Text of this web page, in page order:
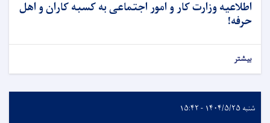
اطلاعیه وزارت کار و امور اجتماعی به کسبه کاران و اهل
حرفه!
بیشتر
شنبه ۱۴۰۴/۵/۲۵ - ۱۵:۴۲